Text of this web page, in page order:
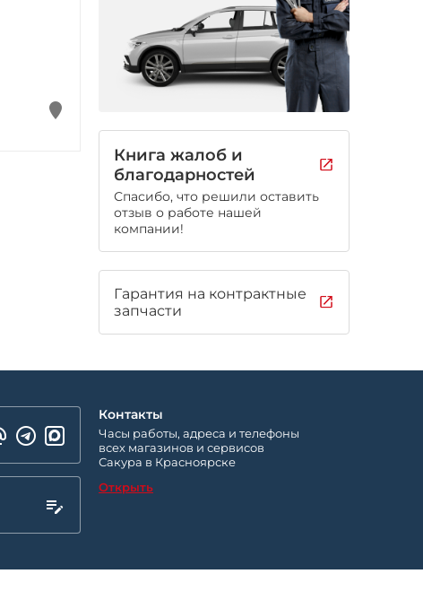
Книга жалоб и
благодарностей
Спасибо, что решили оставить
отзыв о работе нашей
компании!
Гарантия на контрактные
запчасти
Контакты
Часы работы, адреса и телефоны
всех магазинов и сервисов
Сакура в Красноярске
Открыть